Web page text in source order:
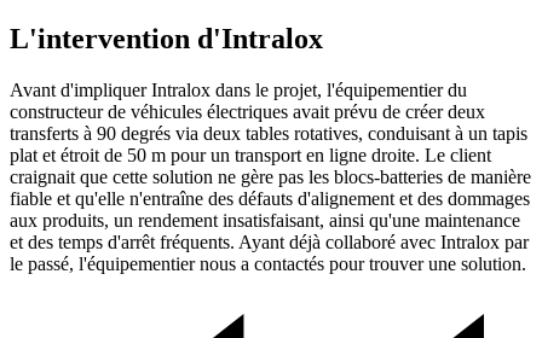
L'intervention d'Intralox
Avant d'impliquer Intralox dans le projet, l'équipementier du
constructeur de véhicules électriques avait prévu de créer deux
transferts à 90 degrés via deux tables rotatives, conduisant à un tapis
plat et étroit de 50 m pour un transport en ligne droite. Le client
craignait que cette solution ne gère pas les blocs-batteries de manière
fiable et qu'elle n'entraîne des défauts d'alignement et des dommages
aux produits, un rendement insatisfaisant, ainsi qu'une maintenance
et des temps d'arrêt fréquents. Ayant déjà collaboré avec Intralox par
le passé, l'équipementier nous a contactés pour trouver une solution.